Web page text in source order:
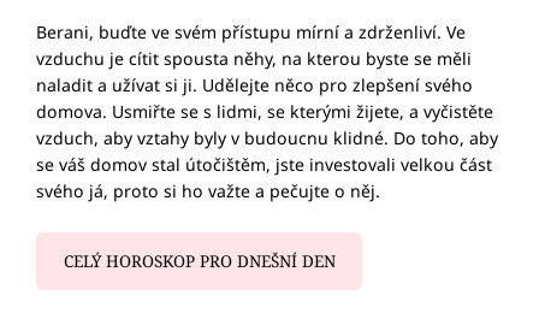
Berani, buďte ve svém přístupu mírní a zdrženliví. Ve
vzduchu je cítit spousta něhy, na kterou byste se měli
naladit a užívat si ji. Udělejte něco pro zlepšení svého
domova. Usmiřte se s lidmi, se kterými žijete, a vyčistěte
vzduch, aby vztahy byly v budoucnu klidné. Do toho, aby
se váš domov stal útočištěm, jste investovali velkou část
svého já, proto si ho važte a pečujte o něj.
CELÝ HOROSKOP PRO DNEŠNÍ DEN